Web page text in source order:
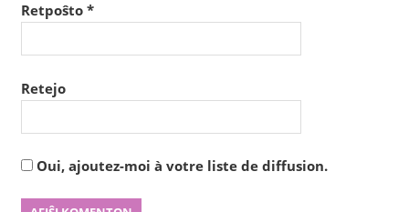
Retpoŝto *
Retejo
Oui, ajoutez-moi à votre liste de diffusion.